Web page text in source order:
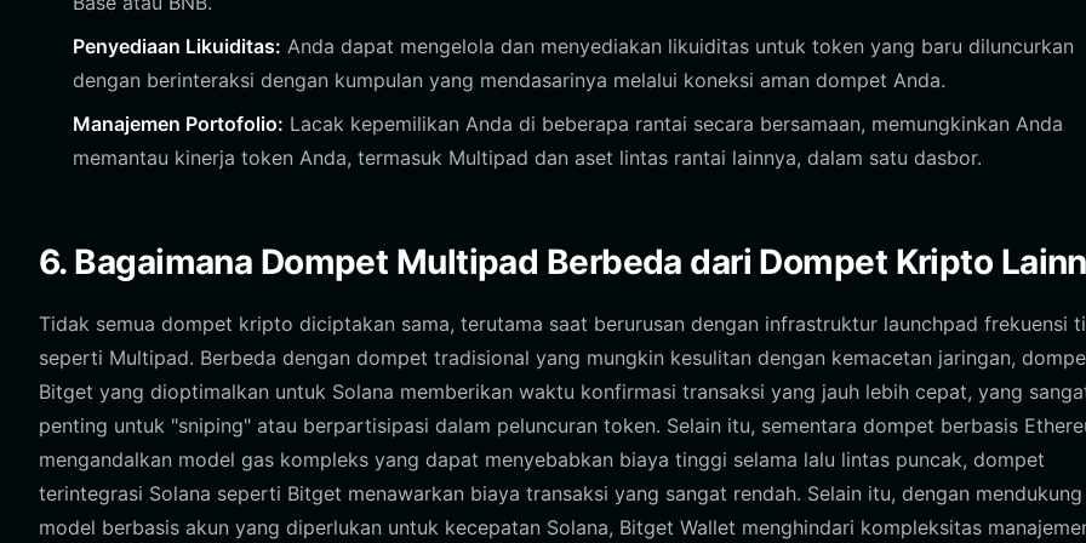
Penyediaan Likuiditas: Anda dapat mengelola dan menyediakan likuiditas untuk token yang baru diluncurkan
dengan berinteraksi dengan kumpulan yang mendasarinya melalui koneksi aman dompet Anda.
Manajemen Portofolio: Lacak kepemilikan Anda di beberapa rantai secara bersamaan, memungkinkan Anda
memantau kinerja token Anda, termasuk Multipad dan aset lintas rantai lainnya, dalam satu dasbor.
6. Bagaimana Dompet Multipad Berbeda dari Dompet Kripto
Tidak semua dompet kripto diciptakan sama, terutama saat berurusan dengan infrastruktur launchpad frekuensi
seperti Multipad. Berbeda dengan dompet tradisional yang mungkin kesulitan dengan kemacetan jaringan,
Bitget yang dioptimalkan untuk Solana memberikan waktu konfirmasi transaksi yang jauh lebih cepat, yang
penting untuk "sniping" atau berpartisipasi dalam peluncuran token. Selain itu, sementara dompet berbasis
mengandalkan model gas kompleks yang dapat menyebabkan biaya tinggi selama lalu lintas puncak, dompet
terintegrasi Solana seperti Bitget menawarkan biaya transaksi yang sangat rendah. Selain itu, dengan mendukung
model berbasis akun yang diperlukan untuk kecepatan Solana, Bitget Wallet menghindari kompleksitas